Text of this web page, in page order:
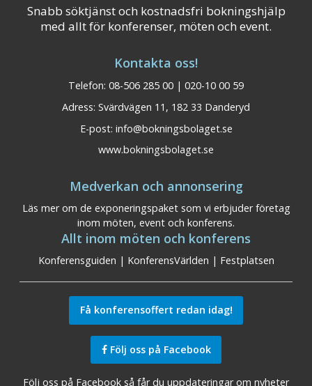
Snabb söktjänst och kostnadsfri bokningshjälp
med allt för konferenser, möten och event.
Kontakta oss!
Telefon: 08-506 285 00 | 020-10 00 59
Adress: Svärdvägen 11, 182 33 Danderyd
E-post: info@bokningsbolaget.se
www.bokningsbolaget.se
Medverkan och annonsering
Läs mer om de exponeringspaket som vi erbjuder företag
inom möten, event och konferens.
Allt inom möten och konferens
Konferensguiden | KonferensVärlden | Festplatsen
Få konferensoffert redan idag!
Följ oss på Facebook
Följ oss på Facebook så får du uppdateringar om nyheter